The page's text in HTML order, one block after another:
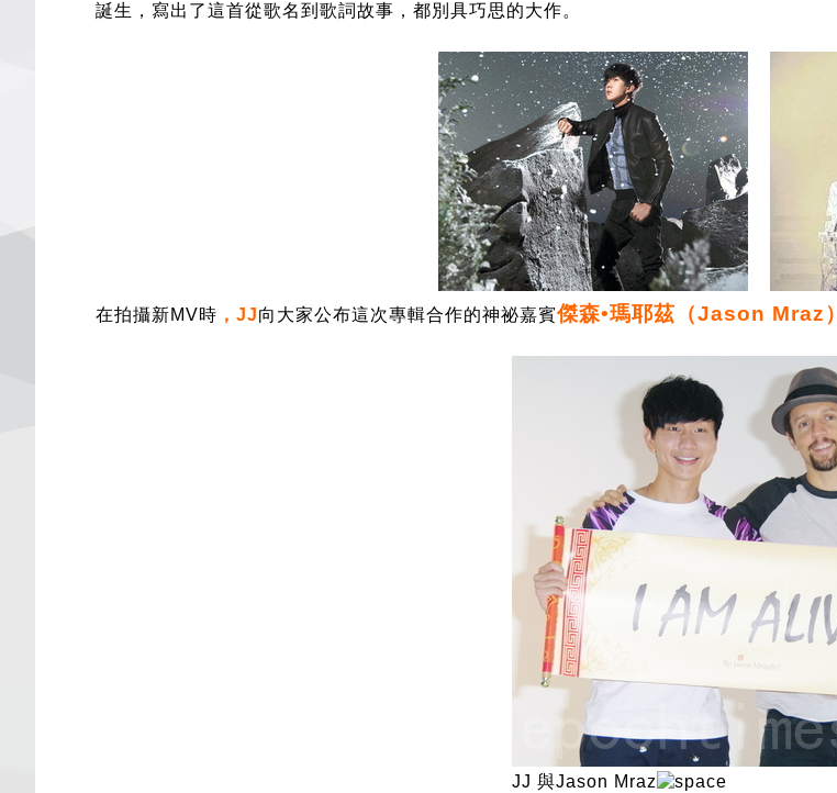
誕生，寫出了這首從歌名到歌詞故事，都別具巧思的大作。
在拍攝新MV時 ，JJ向大家公布這次專輯合作的神祕嘉賓傑森•瑪耶茲（Jason Mraz）
JJ 與Jason Mraz